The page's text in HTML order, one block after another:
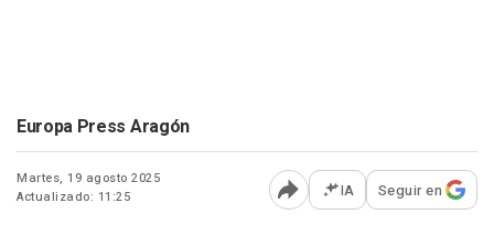
Europa Press Aragón
Martes, 19 agosto 2025
Actualizado: 11:25
Abrir opciones para
IA Seguir en